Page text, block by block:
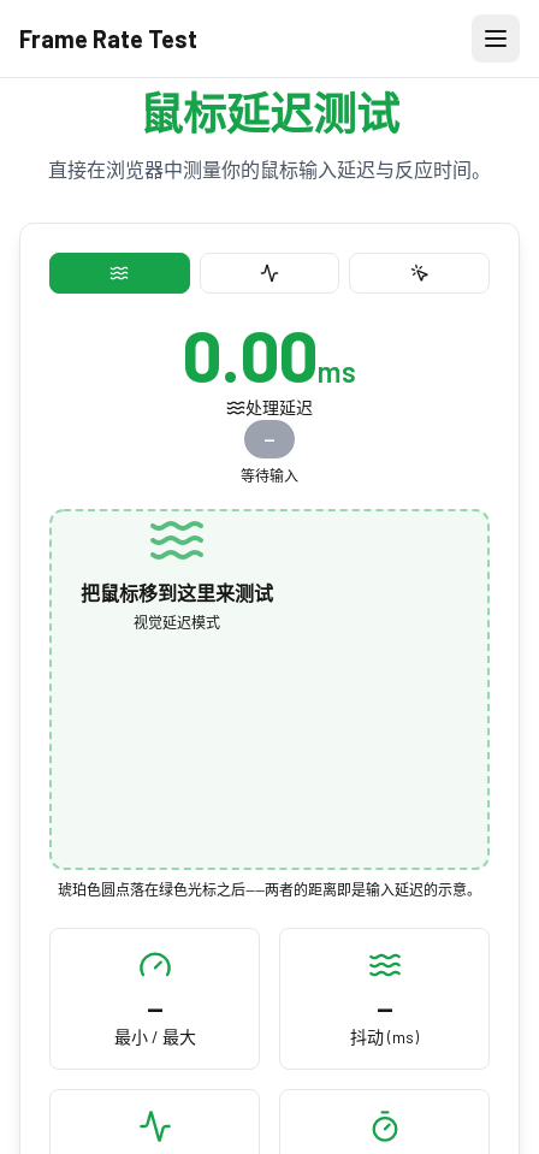
Frame Rate Test
鼠标延迟测试
直接在浏览器中测量你的鼠标输入延迟与反应时间。
0.00ms
处理延迟
—
等待输入
把鼠标移到这里来测试
视觉延迟模式
琥珀色圆点落在绿色光标之后——两者的距离即是输入延迟的示意。
—
最小 / 最大
—
抖动 (ms)